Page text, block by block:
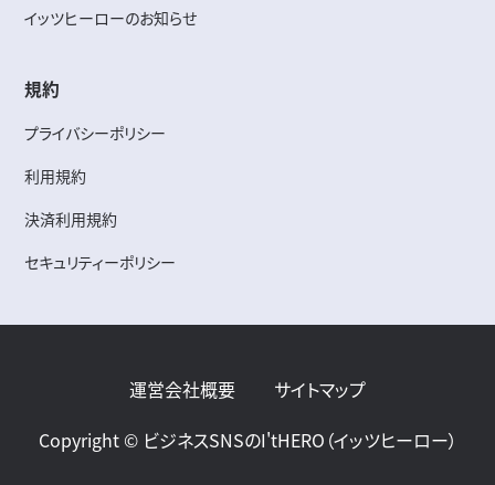
イッツヒーローのお知らせ
規約
プライバシーポリシー
利用規約
決済利用規約
セキュリティーポリシー
運営会社概要
サイトマップ
Copyright © ビジネスSNSのI'tHERO（イッツヒーロー）